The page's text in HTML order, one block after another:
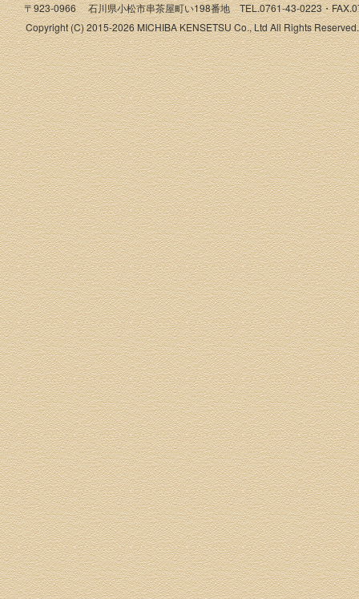
〒923-0966 石川県小松市串茶屋町い198番地 TEL.0761-43-0223・
Copyright (C) 2015-2026 MICHIBA KENSETSU Co., Ltd All Rights Reserved.